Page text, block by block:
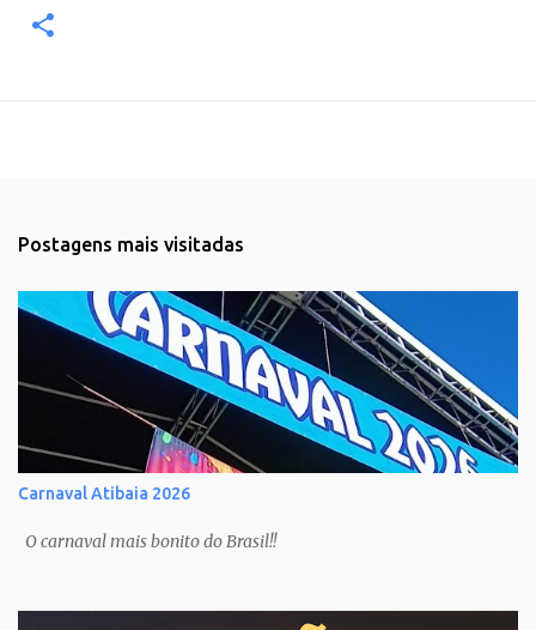
Postagens mais visitadas
Carnaval Atibaia 2026
O carnaval mais bonito do Brasil!!